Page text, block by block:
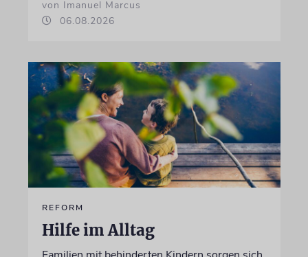
von Imanuel Marcus
06.08.2026
REFORM
Hilfe im Alltag